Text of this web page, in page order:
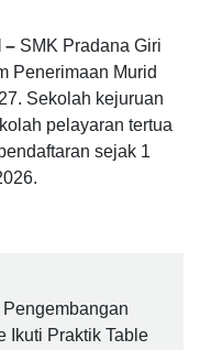
– SMK Pradana Giri
Penerimaan Murid
Sekolah kejuruan
pelayaran tertua
sejak 1
Ikuti Praktik Table